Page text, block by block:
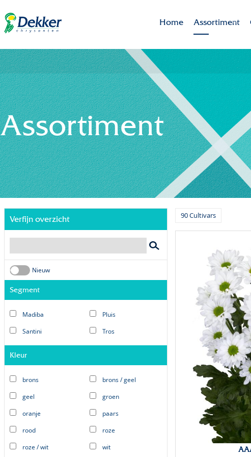
Home Assortiment
Brands
Assortiment
Uitgelichte
Assortiment
Verfijn overzicht
Off Nieuw
Segment
Madiba
Pluis
Santini
Tros
Kleur
brons
brons / geel
geel
groen
oranje
paars
rood
roze
roze / wit
wit
90 Cultivars